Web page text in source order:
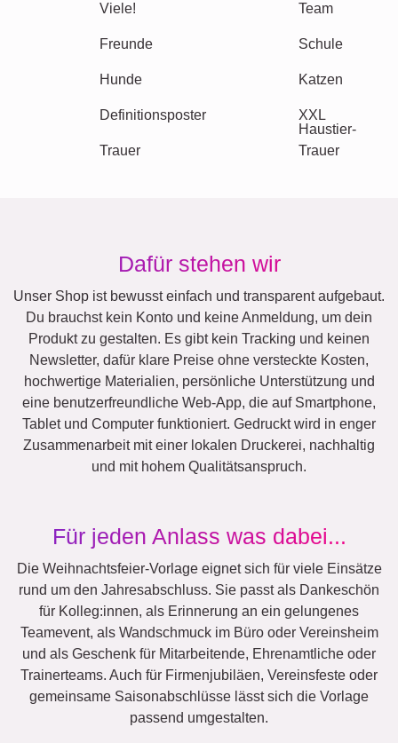
Viele! Team
Freunde Schule
Hunde Katzen
Definitionsposter XXL
Trauer
Haustier-
Trauer
Dafür stehen wir
Unser Shop ist bewusst einfach und transparent aufgebaut.
Du brauchst kein Konto und keine Anmeldung, um dein
Produkt zu gestalten. Es gibt kein Tracking und keinen
Newsletter, dafür klare Preise ohne versteckte Kosten,
hochwertige Materialien, persönliche Unterstützung und
eine benutzerfreundliche Web-App, die auf Smartphone,
Tablet und Computer funktioniert. Gedruckt wird in enger
Zusammenarbeit mit einer lokalen Druckerei, nachhaltig
und mit hohem Qualitätsanspruch.
Für jeden Anlass was dabei...
Die Weihnachtsfeier-Vorlage eignet sich für viele Einsätze
rund um den Jahresabschluss. Sie passt als Dankeschön
für Kolleg:innen, als Erinnerung an ein gelungenes
Teamevent, als Wandschmuck im Büro oder Vereinsheim
und als Geschenk für Mitarbeitende, Ehrenamtliche oder
Trainerteams. Auch für Firmenjubiläen, Vereinsfeste oder
gemeinsame Saisonabschlüsse lässt sich die Vorlage
passend umgestalten.